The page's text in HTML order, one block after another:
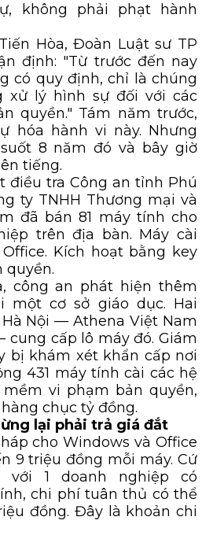
không phải phạt hành
Hòa, Đoàn Luật sư TP
định: "Từ trước đến nay
có quy định, chỉ là chúng
xử lý hình sự đối với các
quyền." Tám năm trước,
hóa hành vi này. Nhưng
8 năm đó và bây giờ
tiếng.
điều tra Công an tỉnh Phú
ty TNHH Thương mại và
đã bán 81 máy tính cho
trên địa bàn. Máy cài
Kích hoạt bằng key
quyền.
công an phát hiện thêm
một cơ sở giáo dục. Hai
Nội — Athena Việt Nam
cung cấp lô máy đó. Giám
bị khám xét khẩn cấp nơi
431 máy tính cài các hệ
vi phạm bản quyền,
chục tỷ đồng.
lại phải trả giá đắt
cho Windows và Office
9 triệu đồng mỗi máy. Cứ
1 doanh nghiệp có
chi phí tuân thủ có thể
đồng. Đây là khoản chi